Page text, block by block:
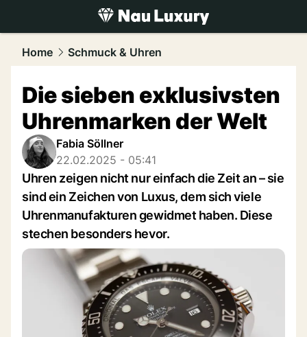
luxury.NAU.ch
Home Schmuck & Uhren
Die sieben exklusivsten
Uhrenmarken der Welt
Fabia Söllner
22.02.2025 - 05:41
Uhren zeigen nicht nur einfach die Zeit an – sie
sind ein Zeichen von Luxus, dem sich viele
Uhrenmanufakturen gewidmet haben. Diese
stechen besonders hevor.